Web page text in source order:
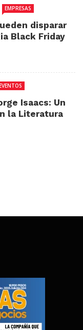
EMPRESAS
disparar
Black Friday
Isaacs: Un
la Literatura